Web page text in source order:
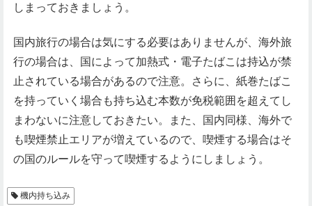
しまっておきましょう。
国内旅行の場合は気にする必要はありませんが、海外旅
行の場合は、国によって加熱式・電子たばこは持込が禁
止されている場合があるので注意。さらに、紙巻たばこ
を持っていく場合も持ち込む本数が免税範囲を超えてし
まわないに注意しておきたい。また、国内同様、海外で
も喫煙禁止エリアが増えているので、喫煙する場合はそ
の国のルールを守って喫煙するようにしましょう。
機内持ち込み